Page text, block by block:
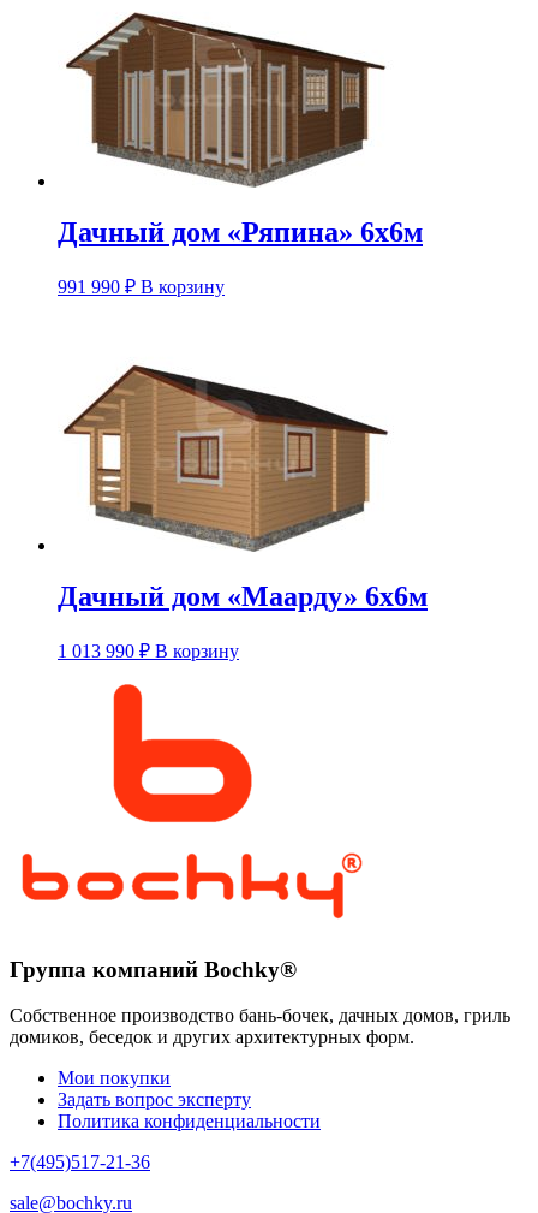
Дачный дом «Ряпина» 6х6м
991 990 ₽ В корзину
Дачный дом «Маарду» 6х6м
1 013 990 ₽ В корзину
Группа компаний Bochky®
Собственное производство бань-бочек, дачных домов, гриль
домиков, беседок и других архитектурных форм.
Мои покупки
Задать вопрос эксперту
Политика конфиденциальности
+7(495)517-21-36
sale@bochky.ru